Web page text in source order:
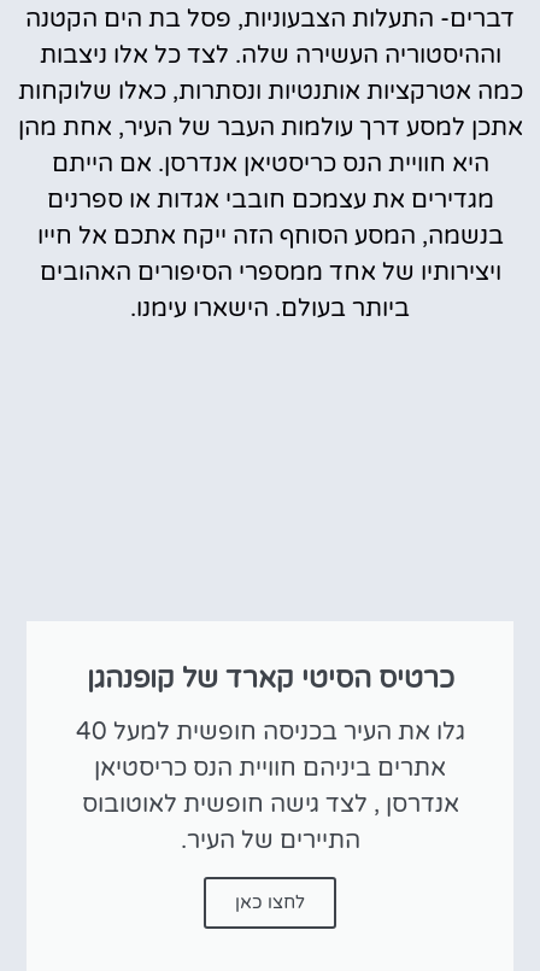
דברים- התעלות הצבעוניות, פסל בת הים הקטנה
וההיסטוריה העשירה שלה. לצד כל אלו ניצבות
כמה אטרקציות אותנטיות ונסתרות, כאלו שלוקחות
אתכן למסע דרך עולמות העבר של העיר, אחת מהן
היא חוויית הנס כריסטיאן אנדרסן. אם הייתם
מגדירים את עצמכם חובבי אגדות או ספרנים
בנשמה, המסע הסוחף הזה ייקח אתכם אל חייו
ויצירותיו של אחד ממספרי הסיפורים האהובים
ביותר בעולם. הישארו עימנו.
כרטיס הסיטי קארד של קופנהגן
גלו את העיר בכניסה חופשית למעל 40
אתרים ביניהם חוויית הנס כריסטיאן
אנדרסן , לצד גישה חופשית לאוטובוס
התיירים של העיר.
לחצו כאן